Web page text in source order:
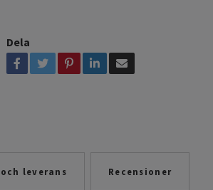
Dela
leverans Recensioner